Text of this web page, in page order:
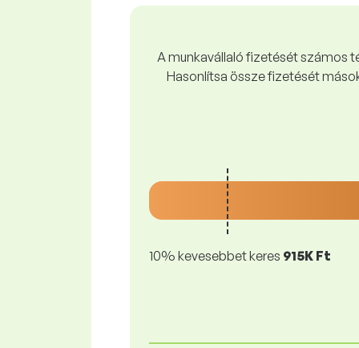
A munkavállaló fizetését számos
Hasonlítsa össze fizetését
10% kevesebbet keres 915K Ft